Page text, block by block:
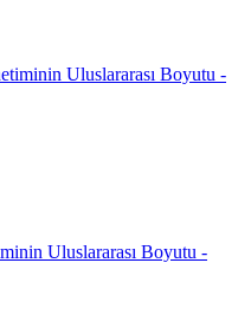
Uluslararası Boyutu -